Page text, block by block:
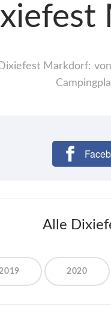
Markdorf:
Alle
2020